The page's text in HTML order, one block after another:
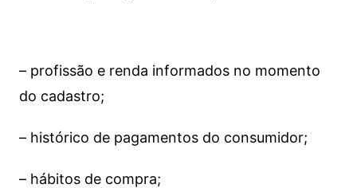
– profissão e renda informados no momento
do cadastro;
– histórico de pagamentos do consumidor;
– hábitos de compra;